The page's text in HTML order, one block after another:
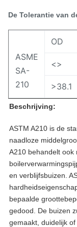
De Tolerantie van
ASME
SA-
210
OD
<>
>38.1
Beschrijving:
ASTM A210 is de
naadloze
A210 behandelt ook
en verblijfsbuizen.
bepaalde
gedood. De buizen
gemaakt, duidelijk